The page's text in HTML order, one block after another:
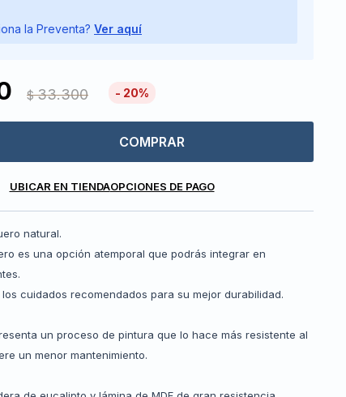
la Preventa? Ver aquí
$ 33.300 20
COMPRAR
UBICAR EN TIENDAOPCIONES DE PAGO
natural.
es una opción atemporal que podrás integrar en
cuidados recomendados para su mejor durabilidad.
un proceso de pintura que lo hace más resistente al
un menor mantenimiento.